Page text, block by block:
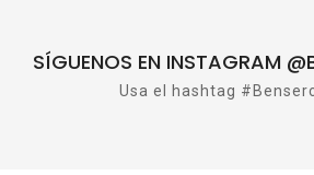
SÍGUENOS EN INSTAGRAM
Usa el hashtag